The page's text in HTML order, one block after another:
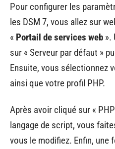
Pour configurer les
les DSM 7, vous allez sur
« Portail de services web ».
sur « Serveur par défaut »
Ensuite, vous sélectionnez
ainsi que votre profil PHP.
Après avoir cliqué sur «
langage de script, vous
vous le modifiez. Enfin, une